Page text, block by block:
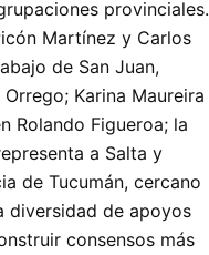
provinciales.
Martínez y Carlos
de San Juan,
Karina Maureira
Rolando Figueroa; la
a Salta y
de Tucumán, cercano
diversidad de apoyos
consensos más